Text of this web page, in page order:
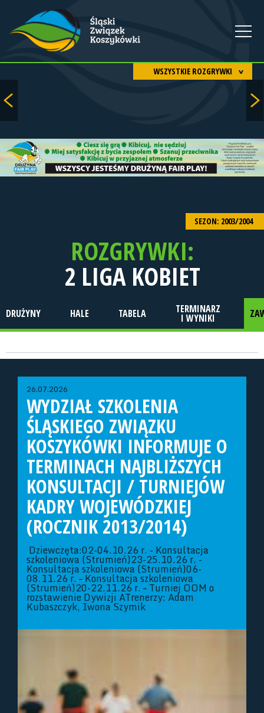
WSZYSTKIE ROZGRYWKI
SEZON: 2003/2004
ROZGRYWKI:
2 LIGA KOBIET
DRUŻYNY HALE TABELA TERMINARZ
I WYNIKI
26.07.2026
WYDZIAŁ SZKOLENIA
ŚLĄSKIEGO ZWIĄZKU
KOSZYKÓWKI INFORMUJE O
TERMINACH NAJBLIŻSZYCH
KONSULTACJI / TURNIEJÓW
KADRY WOJEWÓDZKIEJ
(ROCZNIK 2013/2014)
Dziewczęta:02-04.10.26 r. - Konsultacja
szkoleniowa (Strumień)23-25.10.26 r. -
Konsultacja szkoleniowa (Strumień)06-
08.11.26 r. – Konsultacja szkoleniowa
(Strumień)20-22.11.26 r. – Turniej OOM o
rozstawienie Dywizji ATrenerzy: Adam
Kubaszczyk, Iwona Szymik